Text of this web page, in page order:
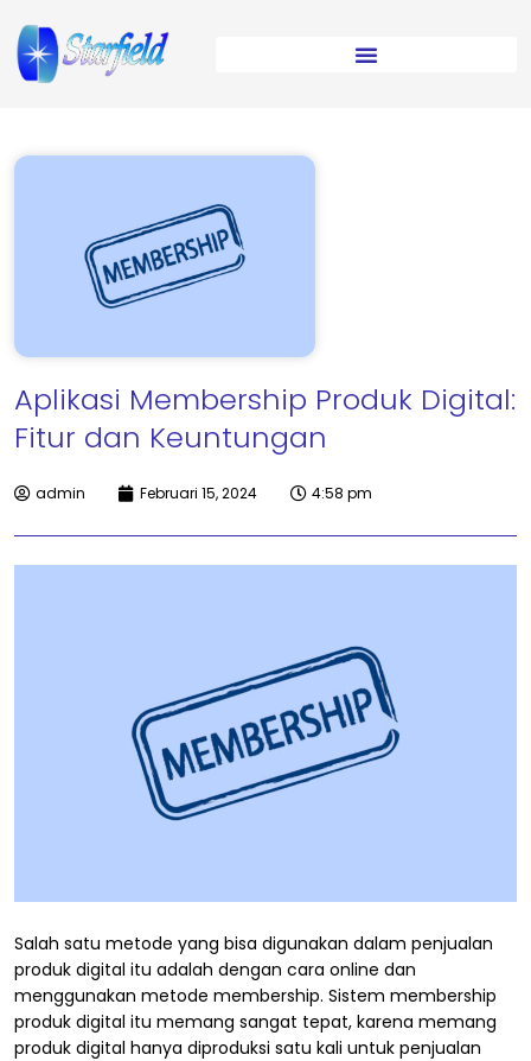
Aplikasi Membership Produk Digital:
Fitur dan Keuntungan
admin Februari 15, 2024 4:58 pm
Salah satu metode yang bisa digunakan dalam penjualan
produk digital itu adalah dengan cara online dan
menggunakan metode membership. Sistem membership
produk digital itu memang sangat tepat, karena memang
produk digital hanya diproduksi satu kali untuk penjualan